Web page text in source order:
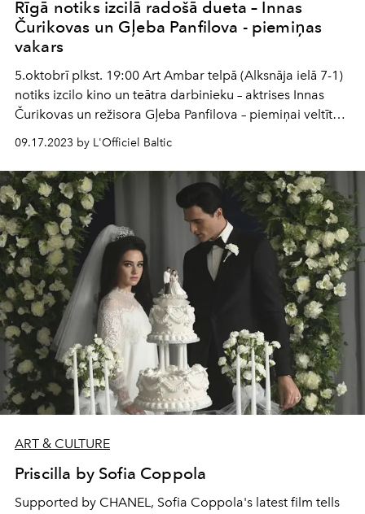
Rīgā notiks izcilā radošā dueta – Innas
Čurikovas un Gļeba Panfilova - piemiņas
vakars
5.oktobrī plkst. 19:00 Art Ambar telpā (Alksnāja ielā 7-1)
notiks izcilo kino un teātra darbinieku – aktrises Innas
Čurikovas un režisora Gļeba Panfilova – piemiņai veltīts
pasākums. Režisors Gļebs Panfilovs nomira šā gada
26.augustā, 90. dzīves gadā. Viņš nodzīvoja vien
pusgadu ilgāk nekā sieva, aktrise Inna Čurikova, kura
atveidoja galvenās lomas lielākajā daļā viņa filmu un
izrāžu. Abi iepazinās Panfilova debija filmas “Ugunī
brasla nav” filmēšanas laukumā un kopā nodzīvoja vairāk
nekā 50 gadu.
09.17.2023 by L'Officiel Baltic
ART & CULTURE
Priscilla by Sofia Coppola
Supported by CHANEL, Sofia Coppola's latest film tells